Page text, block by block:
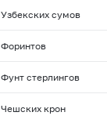
Узбекских сумов
Форинтов
Фунт стерлингов
Чешских крон